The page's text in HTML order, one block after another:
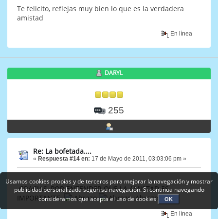
Te felicito, reflejas muy bien lo que es la verdadera
amistad
En línea
DARYL
255
Re: La bofetada....
« Respuesta #14 en: 17 de Mayo de 2011, 03:03:06 pm »
GRACIAS, POR ENTENDER QUE LA AMISTAD ES
IMPORTANTE
:AbrazoDARYL
En línea
Usamos cookies propias y de terceros para mejorar la navegación y mostrar
publicidad personalizada según su navegación. Si continua navegando
consideramos que acepta el uso de cookies
OK